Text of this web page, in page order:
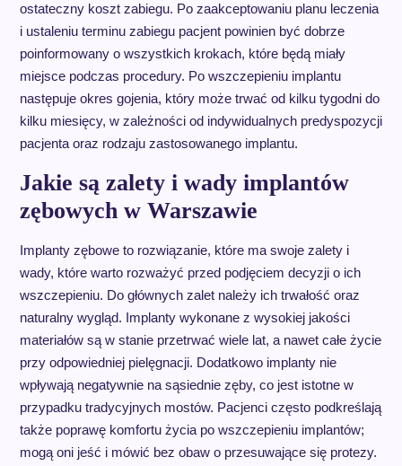
ostateczny koszt zabiegu. Po zaakceptowaniu planu leczenia
i ustaleniu terminu zabiegu pacjent powinien być dobrze
poinformowany o wszystkich krokach, które będą miały
miejsce podczas procedury. Po wszczepieniu implantu
następuje okres gojenia, który może trwać od kilku tygodni do
kilku miesięcy, w zależności od indywidualnych predyspozycji
pacjenta oraz rodzaju zastosowanego implantu.
Jakie są zalety i wady implantów
zębowych w Warszawie
Implanty zębowe to rozwiązanie, które ma swoje zalety i
wady, które warto rozważyć przed podjęciem decyzji o ich
wszczepieniu. Do głównych zalet należy ich trwałość oraz
naturalny wygląd. Implanty wykonane z wysokiej jakości
materiałów są w stanie przetrwać wiele lat, a nawet całe życie
przy odpowiedniej pielęgnacji. Dodatkowo implanty nie
wpływają negatywnie na sąsiednie zęby, co jest istotne w
przypadku tradycyjnych mostów. Pacjenci często podkreślają
także poprawę komfortu życia po wszczepieniu implantów;
mogą oni jeść i mówić bez obaw o przesuwające się protezy.